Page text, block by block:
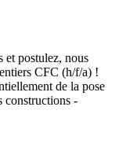
et postulez, nous
CFC (h/f/a) !
de la pose
constructions -